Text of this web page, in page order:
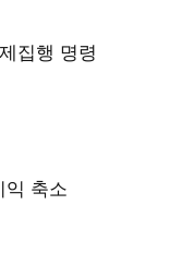
집행 명령
축소